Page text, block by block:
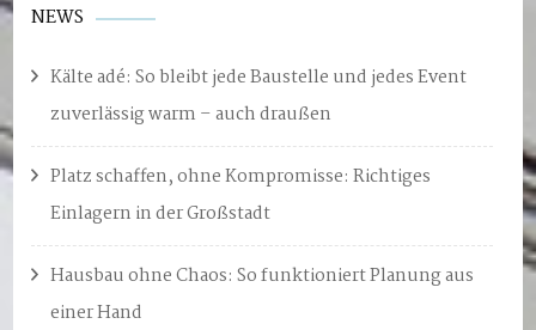
NEWS
Kälte adé: So bleibt jede Baustelle und jedes Event
zuverlässig warm – auch draußen
Platz schaffen, ohne Kompromisse: Richtiges
Einlagern in der Großstadt
Hausbau ohne Chaos: So funktioniert Planung aus
einer Hand